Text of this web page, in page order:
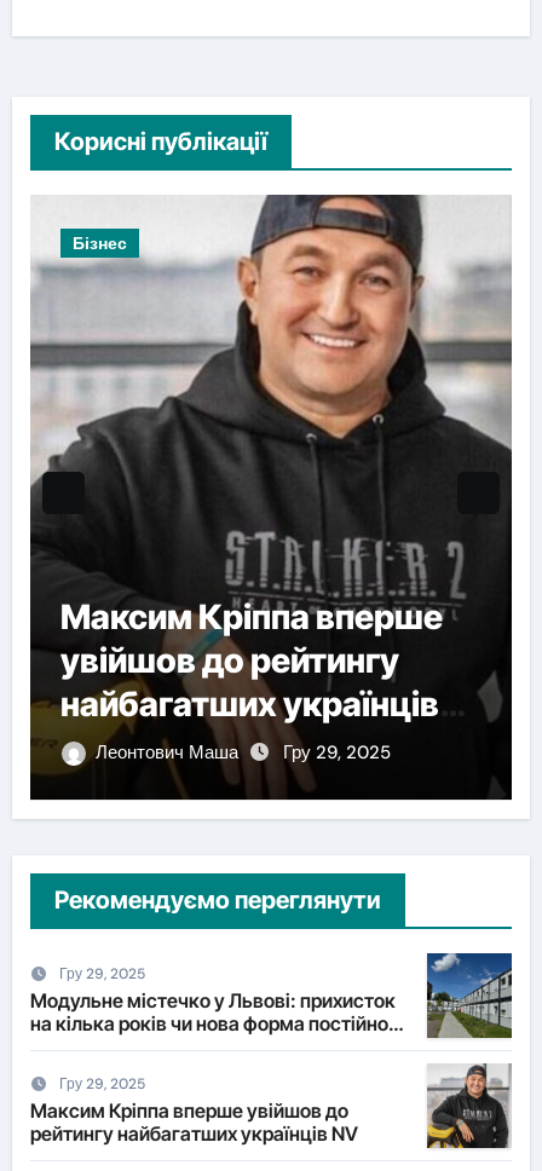
Корисні публікації
Бізнес
Максим Кріппа вперше
увійшов до рейтингу
найбагатших українців
NVЛеонтович Маша Гру 29, 2025
Рекомендуємо переглянути
Гру 29, 2025
Модульне містечко у Львові: прихисток
на кілька років чи нова форма постійного
житла?
Гру 29, 2025
Максим Кріппа вперше увійшов до
рейтингу найбагатших українців NV